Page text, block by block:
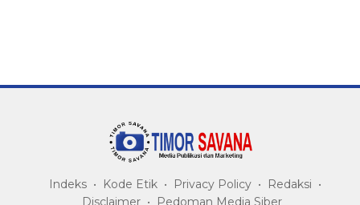
Indeks Kode Etik Privacy Policy
Redaksi
Disclaimer
Pedoman Media Siber